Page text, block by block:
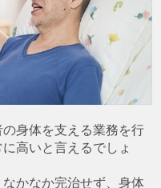
身体を支える業務を行
高いと言えるでしょ
かなか完治せず、身体